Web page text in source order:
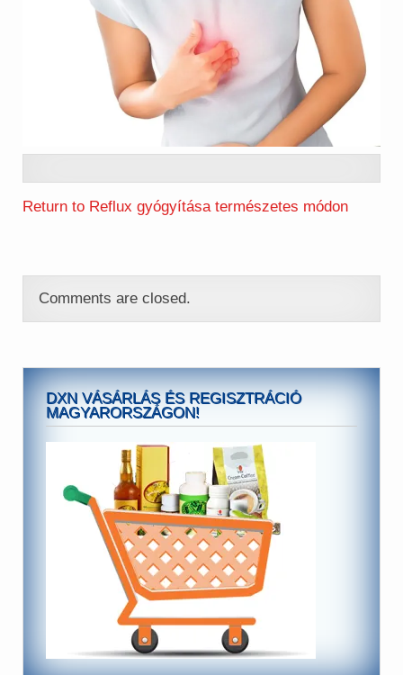
Return to Reflux gyógyítása természetes módon
Comments are closed.
DXN VÁSÁRLÁS ÉS REGISZTRÁCIÓ
MAGYARORSZÁGON!